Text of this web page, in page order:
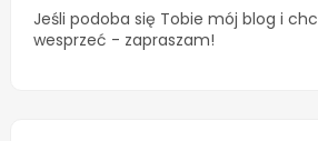
Jeśli podoba się Tobie mój blog i
wesprzeć - zapraszam!